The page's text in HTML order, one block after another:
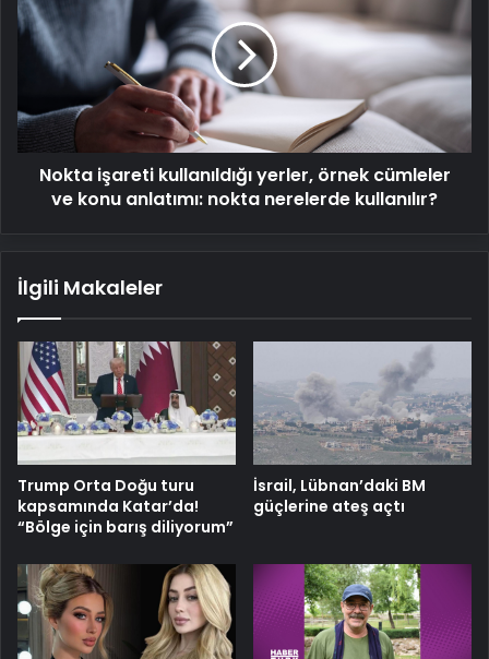
kullanıldığı
yerler,
örnek
cümleler
konu
anlatımı:
nokta
nerelerde
Nokta işareti kullanıldığı yerler, örnek cümleler
ve konu anlatımı: nokta nerelerde kullanılır?
İlgili Makaleler
Trump Orta Doğu turu
kapsamında Katar’da!
“Bölge için barış diliyorum”
İsrail, Lübnan’daki BM
güçlerine ateş açtı